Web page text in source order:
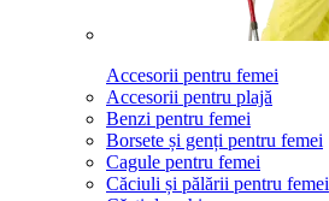
Accesorii pentru femei
Accesorii pentru plajă
Benzi pentru femei
Borsete și genți pentru femei
Cagule pentru femei
Căciuli și pălării pentru femei